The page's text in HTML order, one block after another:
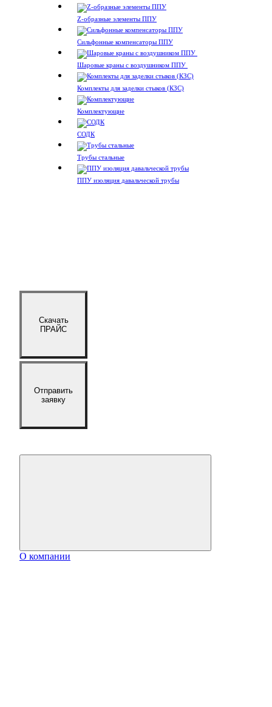
Z-образные элементы ППУ
Сильфонные компенсаторы ППУ
Шаровые краны с воздушником ППУ
Комплекты для заделки стыков (КЗС)
Комплектующие
СОДК
Трубы стальные
ППУ изоляция давальческой трубы
Скачать
ПРАЙС
Отправить
заявку
О компании